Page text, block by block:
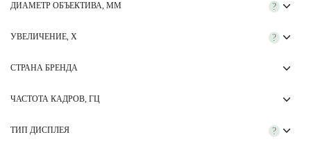
?
ДИАМЕТР ОБЪЕКТИВА, ММ
?
УВЕЛИЧЕНИЕ, Х
СТРАНА БРЕНДА
ЧАСТОТА КАДРОВ, ГЦ
?
ТИП ДИСПЛЕЯ